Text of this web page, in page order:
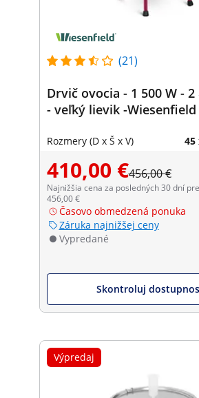
(21)
Drvič ovocia - 1 500 W -
- veľký lievik -Wiesenfield
Rozmery (D x Š x V) 45
410,00 €456,00 €
Najnižšia cena za posledných 30 dní
456,00 €
Časovo obmedzená ponuka
Záruka najnižšej ceny
Vypredané
Skontroluj
Výpredaj